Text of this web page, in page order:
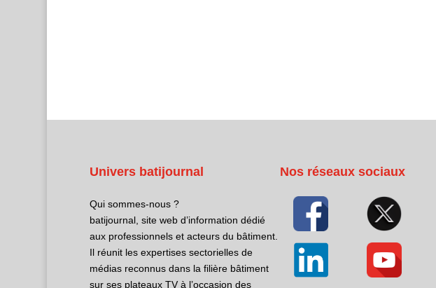
Univers batijournal
Qui sommes-nous ?
batijournal, site web d’information dédié
aux professionnels et acteurs du bâtiment.
Il réunit les expertises sectorielles de
médias reconnus dans la filière bâtiment
sur ses plateaux TV à l’occasion des
Nos réseaux sociaux